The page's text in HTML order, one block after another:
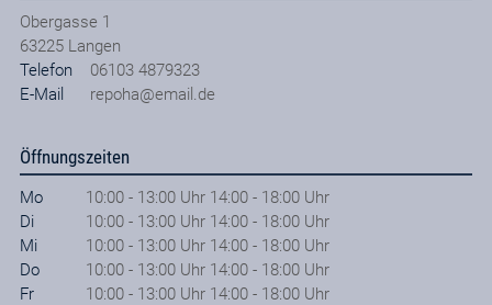
Obergasse 1
63225 Langen
Telefon
06103 4879323
E-Mail
repoha@email.de
Öffnungszeiten
Mo
10:00 - 13:00 Uhr 14:00 - 18:00 Uhr
Di
10:00 - 13:00 Uhr 14:00 - 18:00 Uhr
Mi
10:00 - 13:00 Uhr 14:00 - 18:00 Uhr
Do
10:00 - 13:00 Uhr 14:00 - 18:00 Uhr
Fr
10:00 - 13:00 Uhr 14:00 - 18:00 Uhr